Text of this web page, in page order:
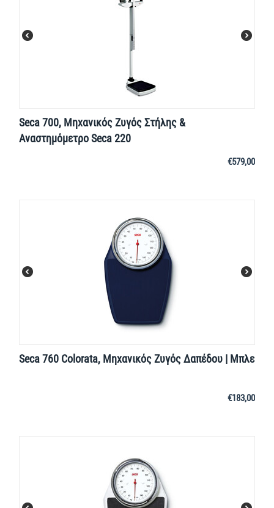
Seca 700, Μηχανικός Ζυγός Στήλης &
Αναστημόμετρο Seca 220
€579,00
Seca 760 Colorata, Μηχανικός Ζυγός Δαπέδου | Μπλε
€183,00